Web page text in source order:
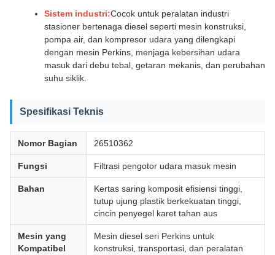
Sistem industri:Cocok untuk peralatan industri
stasioner bertenaga diesel seperti mesin konstruksi,
pompa air, dan kompresor udara yang dilengkapi
dengan mesin Perkins, menjaga kebersihan udara
masuk dari debu tebal, getaran mekanis, dan perubahan
suhu siklik.
Spesifikasi Teknis
Nomor Bagian 26510362
Fungsi Filtrasi pengotor udara masuk mesin
Bahan
Kertas saring komposit efisiensi tinggi,
tutup ujung plastik berkekuatan tinggi,
cincin penyegel karet tahan aus
Mesin yang
Kompatibel
Mesin diesel seri Perkins untuk
konstruksi, transportasi, dan peralatan